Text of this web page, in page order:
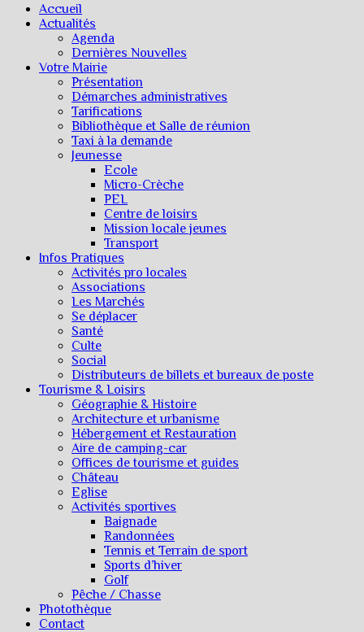
Accueil
Actualités
Agenda
Dernières Nouvelles
Votre Mairie
Présentation
Démarches administratives
Tarifications
Bibliothèque et Salle de réunion
Taxi à la demande
Jeunesse
Ecole
Micro-Crèche
PEL
Centre de loisirs
Mission locale jeunes
Transport
Infos Pratiques
Activités pro locales
Associations
Les Marchés
Se déplacer
Santé
Culte
Social
Distributeurs de billets et bureaux de poste
Tourisme & Loisirs
Géographie & Histoire
Architecture et urbanisme
Hébergement et Restauration
Aire de camping-car
Offices de tourisme et guides
Château
Eglise
Activités sportives
Baignade
Randonnées
Tennis et Terrain de sport
Sports d’hiver
Golf
Pêche / Chasse
Photothèque
Contact